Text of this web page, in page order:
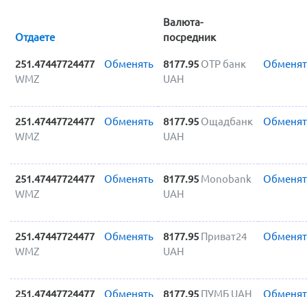
Отдаете
Валюта-
посредник
251.47447724477
WMZ
Обменять 8177.95 OTP банк
UAH
251.47447724477
WMZ
Обменять 8177.95 Ощадбанк
UAH
251.47447724477
WMZ
Обменять 8177.95 Monobank
UAH
251.47447724477
WMZ
Обменять 8177.95 Приват24
UAH
251.47447724477 Обменять 8177.95 ПУМБ UAH